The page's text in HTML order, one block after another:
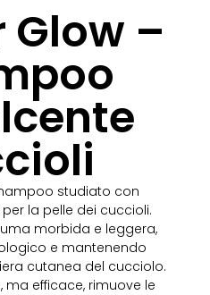
Glow –
studiato con
la pelle dei cuccioli.
morbida e leggera,
e mantenendo
cutanea del cucciolo.
ma efficace, rimuove le